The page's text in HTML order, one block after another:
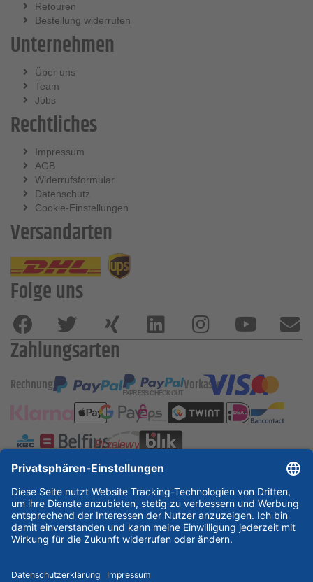
Retouren
Bestellung widerrufen
Unternehmen
Über uns
Team
Jobs
Rechtliches
Impressum
AGB
Widerrufsformular
Datenschutz
Cookie-Einstellungen
Versandarten
Folge uns
Zahlungsarten
Rechnung Vorkasse
ESSKA International
new
new new